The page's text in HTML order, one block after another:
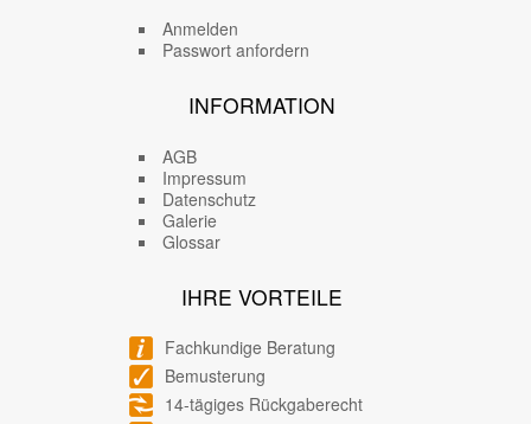
Anmelden
Passwort anfordern
INFORMATION
AGB
Impressum
Datenschutz
Galerie
Glossar
IHRE VORTEILE
Fachkundige Beratung
Bemusterung
14-tägiges Rückgaberecht